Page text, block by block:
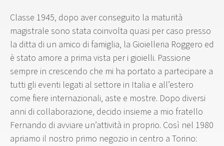
Classe 1945, dopo aver conseguito la maturità
magistrale sono stata coinvolta quasi per caso presso
la ditta di un amico di famiglia, la Gioielleria Roggero ed
è stato amore a prima vista per i gioielli. Passione
sempre in crescendo che mi ha portato a partecipare a
tutti gli eventi legati al settore in Italia e all’estero
come fiere internazionali, aste e mostre. Dopo diversi
anni di collaborazione, decido insieme a mio fratello
Fernando di avviare un’attività in proprio. Così nel 1980
apriamo il nostro primo negozio in centro a Torino: